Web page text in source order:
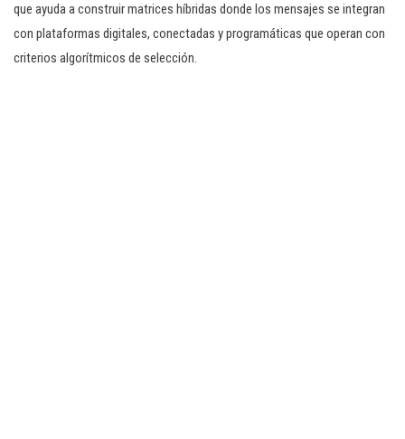
que ayuda a construir matrices híbridas donde los mensajes se integran
con plataformas digitales, conectadas y programáticas que operan con
criterios algorítmicos de selección.